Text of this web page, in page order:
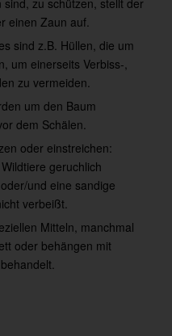
zu schützen, stellt der
einen Zaun auf.
sind z.B. Hüllen, die um
um einerseits Verbiss-,
zu vermeiden.
um den Baum
dem Schälen.
oder einstreichen:
geruchlich
und eine sandige
verbeißt.
Mitteln, manchmal
oder behängen mit